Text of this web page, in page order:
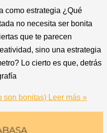
como estrategia ¿Qué
no necesita ser bonita
que te parecen
sino una estrategia
Lo cierto es que, detrás
son bonitas) Leer más »